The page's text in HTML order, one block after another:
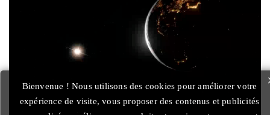
Bienvenue ! Nous utilisons des cookies pour améliorer votre
expérience de visite, vous proposer des contenus et publicités